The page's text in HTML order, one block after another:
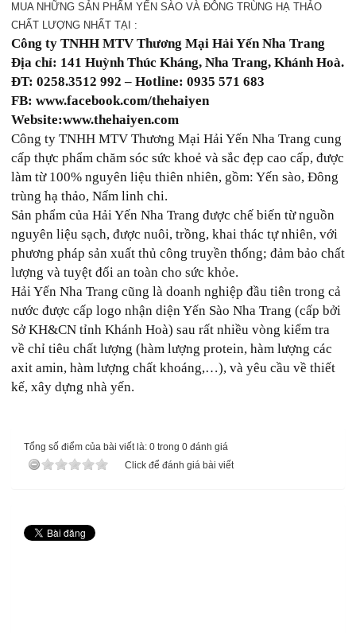
MUA NHỮNG SẢN PHẨM YẾN SÀO VÀ ĐÔNG TRÙNG HẠ THẢO
CHẤT LƯỢNG NHẤT TẠI :
Công ty TNHH MTV Thương Mại Hải Yến Nha Trang
Địa chỉ: 141 Huỳnh Thúc Kháng, Nha Trang, Khánh Hoà.
ĐT: 0258.3512 992 – Hotline: 0935 571 683
FB: www.facebook.com/thehaiyen
Website:www.thehaiyen.com
Công ty TNHH MTV Thương Mại Hải Yến Nha Trang cung
cấp thực phẩm chăm sóc sức khoẻ và sắc đẹp cao cấp, được
làm từ 100% nguyên liệu thiên nhiên, gồm: Yến sào, Đông
trùng hạ thảo, Nấm linh chi.
Sản phẩm của Hải Yến Nha Trang được chế biến từ nguồn
nguyên liệu sạch, được nuôi, trồng, khai thác tự nhiên, với
phương pháp sản xuất thủ công truyền thống; đảm bảo chất
lượng và tuyệt đối an toàn cho sức khỏe.
Hải Yến Nha Trang cũng là doanh nghiệp đầu tiên trong cả
nước được cấp logo nhận diện Yến Sào Nha Trang (cấp bởi
Sở KH&CN tỉnh Khánh Hoà) sau rất nhiều vòng kiểm tra
về chỉ tiêu chất lượng (hàm lượng protein, hàm lượng các
axit amin, hàm lượng chất khoáng,…), và yêu cầu về thiết
kế, xây dựng nhà yến.
Tổng số điểm của bài viết là: 0 trong 0 đánh giá
Click để đánh giá bài viết